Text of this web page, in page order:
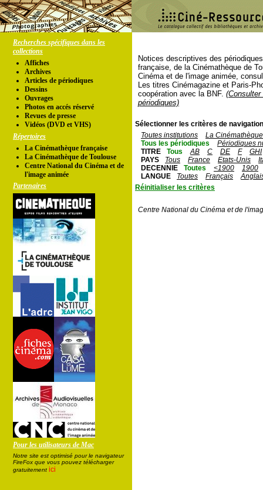
Recherches spécifiques dans les
collections
Affiches
Archives
Articles de périodiques
Dessins
Ouvrages
Photos en accés réservé
Revues de presse
Vidéos (DVD et VHS)
Répertoires
La Cinémathèque française
La Cinémathèque de Toulouse
Centre National du Cinéma et de
l'image animée
Partenaires
Pour les utilisateurs de Mac
Notre site est optimisé pour le navigateur
FireFox que vous pouvez télécharger
gratuitement ici
Notices descriptives des
française, de la Cinémathèque de
Cinéma et de l'image animée,
Les titres Cinémagazine et Paris-
coopération avec la BNF.
périodiques)
Sélectionner les critères de
Toutes institutions
La
Tous les périodiques
Périodiques
TITRE
Tous AB C DE F
GHI
PAYS
Tous France Etats-Unis
DECENNIE
Toutes <1900
1900
LANGUE
Toutes Français
Réinitialiser les critères
Centre National du Cinéma et de